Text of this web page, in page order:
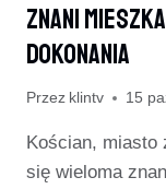
Znani
Dokonania
Przez klintv 15
Kościan,
się wieloma